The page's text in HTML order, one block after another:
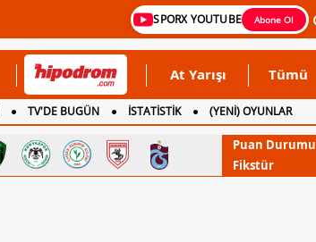
SPORX YOUTUBE Abone Ol
At Yarışı Tümü
TV'DE BUGÜN İSTATİSTİK
(YENİ) OYUNLAR
Puan Durumu
Fikstür